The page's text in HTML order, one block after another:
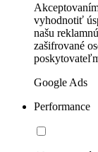
vyhodnotiť
našu
zašifrované
Google Ads
Performance